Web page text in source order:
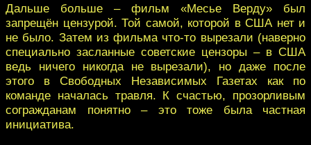
Дальше больше – фильм «Месье Верду» был
запрещён цензурой. Той самой, которой в США нет и
не было. Затем из фильма что-то вырезали (наверно
специально засланные советские цензоры – в США
ведь ничего никогда не вырезали), но даже после
этого в Свободных Независимых Газетах как по
команде началась травля. К счастью, прозорливым
согражданам понятно – это тоже была частная
инициатива.